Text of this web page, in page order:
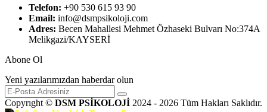
Telefon: +90 530 615 93 90
Email: info@dsmpsikoloji.com
Adres: Becen Mahallesi Mehmet Özhaseki Bulvarı No:374A
Melikgazi/KAYSERİ
Abone Ol
Yeni yazılarımızdan haberdar olun
Copyrıght © DSM PSİKOLOJİ 2024 - 2026 Tüm Hakları Saklıdır.